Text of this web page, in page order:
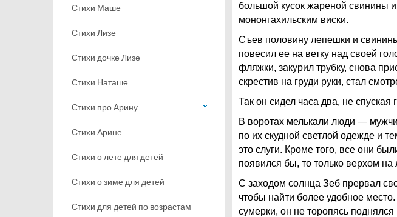
большой кусок жареной свинины
мононгахильским виски.
Съев половину лепешки и
повесил ее на ветку над своей
фляжки, закурил трубку, снова
скрестив на груди руки, стал
Так он сидел часа два, не спуская
В воротах мелькали люди —
по их скудной светлой одежде и
это слуги. Кроме того, все они
появился бы, то только верхом
С заходом солнца Зеб прервал
чтобы найти более удобное
сумерки, он не торопясь
Стихи Маше
Стихи Лизе
Стихи дочке Лизе
Стихи Наташе
Стихи про Арину
Стихи Арине
Стихи о лете для детей
Стихи о зиме для детей
Стихи для детей по возрастам